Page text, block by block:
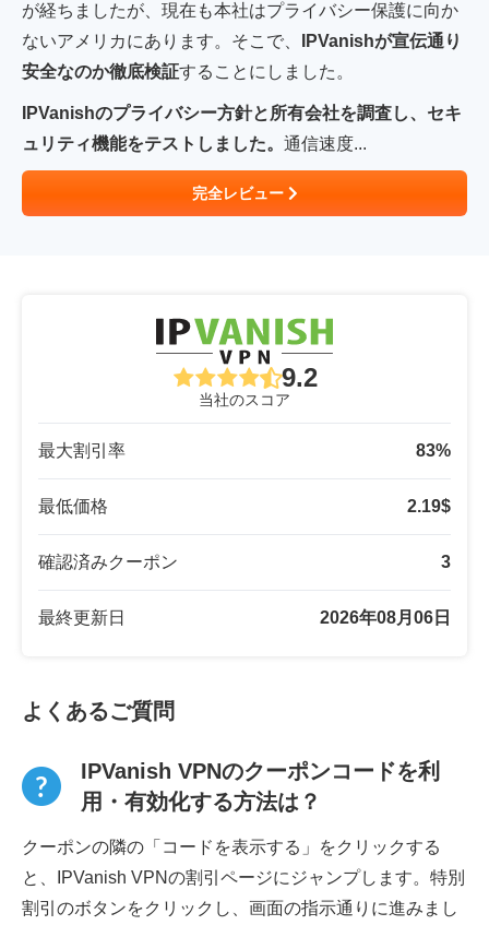
が経ちましたが、現在も本社はプライバシー保護に向か
ないアメリカにあります。そこで、
IPVanishが宣伝通り
安全なのか徹底検証することにしました。
IPVanishのプライバシー方針と所有会社を調査し、セキ
ュリティ機能をテストしました。 通信速度...
完全レビュー
9.2
当社のスコア
最大割引率 83%
最低価格 2.19$
確認済みクーポン 3
最終更新日 2026年08月06日
よくあるご質問
IPVanish VPNのクーポンコードを利
用・有効化する方法は？
クーポンの隣の「コードを表示する」をクリックする
と、IPVanish VPNの割引ページにジャンプします。特別
割引のボタンをクリックし、画面の指示通りに進みまし